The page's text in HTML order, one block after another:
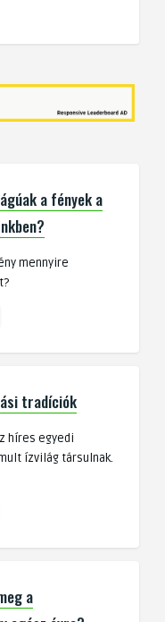
a fények a
mennyire
tradíciók
híres egyedi
ízvilág társulnak.
a